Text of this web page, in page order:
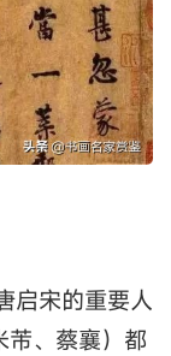
启宋的重要人
芾、蔡襄）都